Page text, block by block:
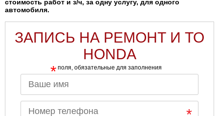
стоимость работ и з/ч, за одну услугу, для одного
автомобиля.
ЗАПИСЬ НА РЕМОНТ И ТО
HONDA
* поля, обязательные для заполнения